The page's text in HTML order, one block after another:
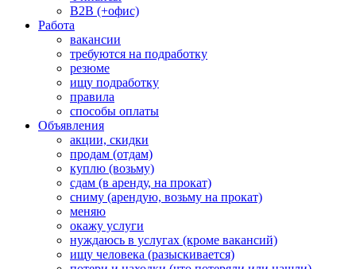
B2B (+офис)
Работа
вакансии
требуются на подработку
резюме
ищу подработку
правила
способы оплаты
Объявления
акции, скидки
продам (отдам)
куплю (возьму)
сдам (в аренду, на прокат)
сниму (арендую, возьму на прокат)
меняю
окажу услуги
нуждаюсь в услугах (кроме вакансий)
ищу человека (разыскивается)